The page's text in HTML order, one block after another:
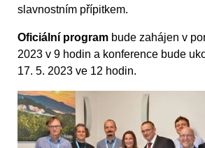
slavnostním přípitkem.
Oficiální program bude zahájen v
2023 v 9 hodin a konference bude
17. 5. 2023 ve 12 hodin.